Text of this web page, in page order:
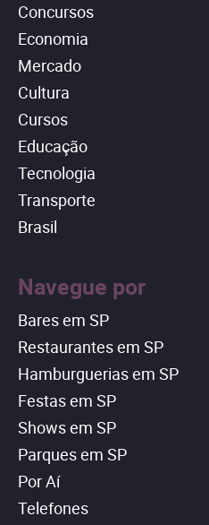
Concursos
Economia
Mercado
Cultura
Cursos
Educação
Tecnologia
Transporte
Brasil
Navegue por
Bares em SP
Restaurantes em SP
Hamburguerias em SP
Festas em SP
Shows em SP
Parques em SP
Por Aí
Telefones